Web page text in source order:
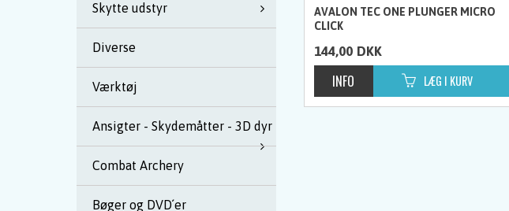
Skytte udstyr
Diverse
Værktøj
Ansigter - Skydemåtter - 3D dyr
Combat Archery
Bøger og DVD´er
AVALON TEC ONE PLUNGER MICRO
CLICK
144,00 DKK